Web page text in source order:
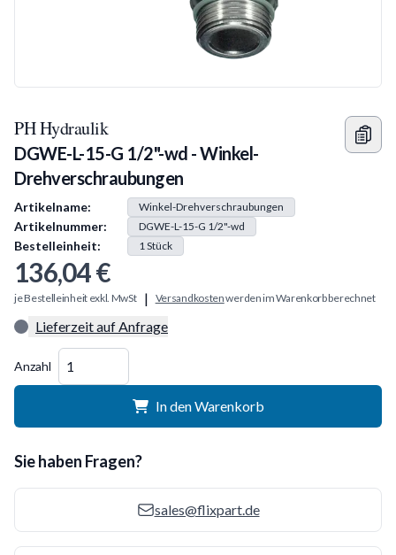
PH Hydraulik
DGWE-L-15-G 1/2"-wd - Winkel-
Drehverschraubungen
Produkt Information
Artikelname: Winkel-Drehverschraubungen
Artikelnummer: DGWE-L-15-G 1/2"-wd
Bestelleinheit: 1 Stück
136,04 €
je Bestelleinheit exkl. MwSt | Versandkostenwerden im Warenkorb berechnet
Lieferzeit auf Anfrage
Anzahl
In den Warenkorb
Sie haben Fragen?
sales@flixpart.de